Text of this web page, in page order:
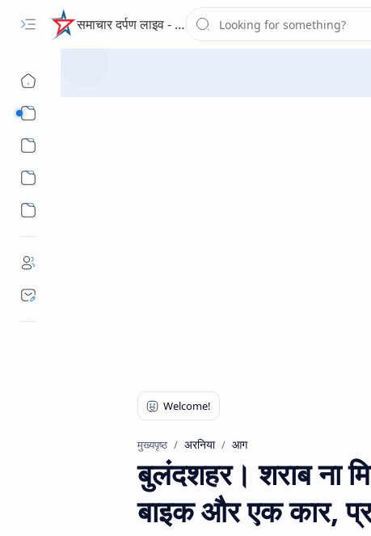
समाचार दर्पण लाइव - द न्यूज पोर्टल
मुख्यपृष्ठ अरनिया आग
बुलंदशहर। शराब ना
बाइक और एक कार,